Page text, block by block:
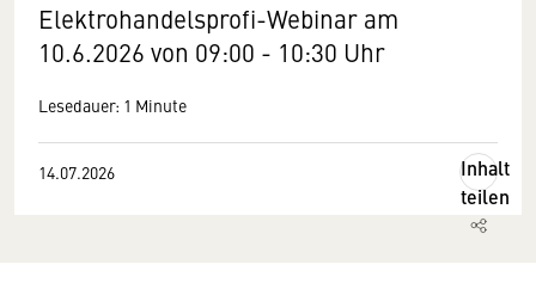
Elektrohandelsprofi-Webinar am
10.6.2026 von 09:00 - 10:30 Uhr
Lesedauer: 1 Minute
14.07.2026
Inhalt
teilen